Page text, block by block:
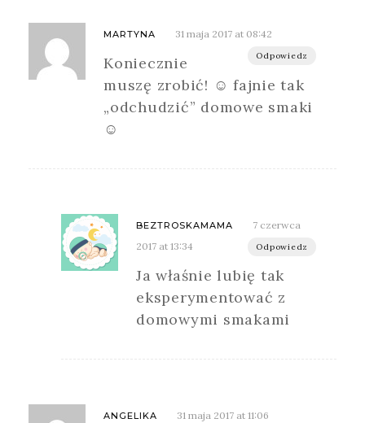
MARTYNA 31 maja 2017 at 08:42
Odpowiedz
Koniecznie
muszę zrobić! ☺ fajnie tak
„odchudzić” domowe smaki
☺
BEZTROSKAMAMA
7 czerwca
2017 at 13:34
Odpowiedz
Ja właśnie lubię tak
eksperymentować z
domowymi smakami
ANGELIKA 31 maja 2017 at 11:06